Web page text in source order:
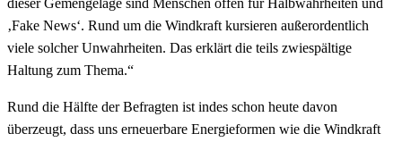
‚Fake News‘. Rund um die Windkraft kursieren außerordentlich
viele solcher Unwahrheiten. Das erklärt die teils zwiespältige
Haltung zum Thema.“
Rund die Hälfte der Befragten ist indes schon heute davon
überzeugt, dass uns erneuerbare Energieformen wie die Windkraft